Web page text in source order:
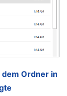
Ordner in